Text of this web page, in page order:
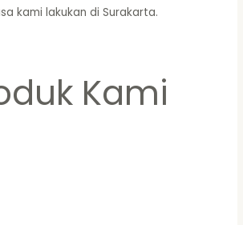
kami lakukan di Surakarta.
Kami